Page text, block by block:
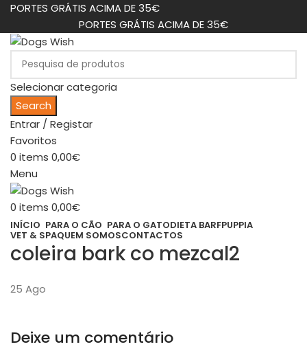
PORTES GRÁTIS ACIMA DE 35€
PORTES GRÁTIS ACIMA DE 35€
Selecionar categoria
Search
Entrar / Registar
Favoritos
0 items 0,00€
Menu
0 items 0,00€
INÍCIO PARA O CÃO PARA O GATODIETA BARFPUPPIA
VET & SPAQUEM SOMOSCONTACTOS
coleira bark co mezcal2
25 Ago
Deixe um comentário